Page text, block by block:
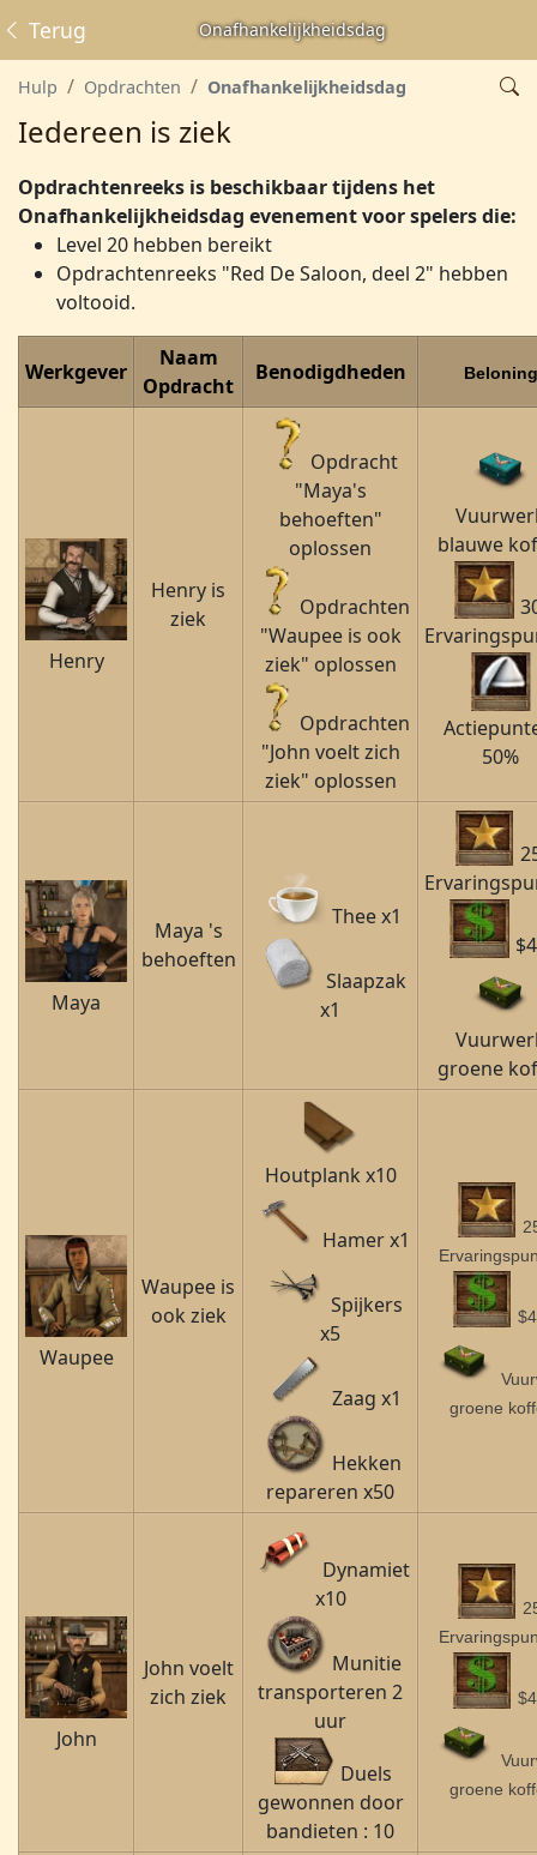
Onafhankelijkheidsdag
Terug
Hulp Opdrachten Onafhankelijkheidsdag
Iedereen is ziek
Opdrachtenreeks is beschikbaar tijdens het
Onafhankelijkheidsdag evenement voor spelers die:
Level 20 hebben bereikt
Opdrachtenreeks "Red De Saloon, deel 2" hebben
voltooid.
Werkgever
Naam
Opdracht
Benodigdheden Beloning
Henry
Henry is
ziek
Opdracht
"Maya's
behoeften"
oplossen
Opdrachten
"Waupee is ook
ziek" oplossen
Opdrachten
"John voelt zich
ziek" oplossen
blauwe
50%
Maya
Maya 's
behoeften
Thee x1
Slaapzak
x1
groene
Waupee
Waupee is
ook ziek
Houtplank x10
Hamer x1
Spijkers
x5
Zaag x1
Hekken
repareren x50
groene
John
John voelt
zich ziek
Dynamiet
x10
Munitie
transporteren 2
uur
Duels
gewonnen door
bandieten : 10
groene